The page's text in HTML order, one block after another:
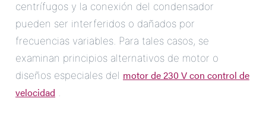
centrífugos y la conexión del condensador
pueden ser interferidos o dañados por
frecuencias variables. Para tales casos, se
examinan principios alternativos de motor o
diseños especiales del motor de 230 V con control de
velocidad .